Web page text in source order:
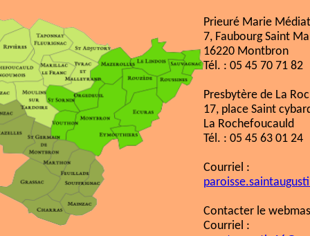
Prieuré Marie
7, Faubourg Saint
16220 Montbron
Tél. : 05 45 70 71 82
Presbytère de La
17, place Saint
La Rochefoucauld
Tél. : 05 45 63 01 24
Courriel :
Contacter le
Courriel :